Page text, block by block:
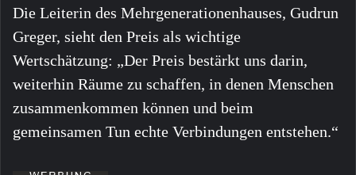
Die Leiterin des Mehrgenerationenhauses, Gudrun
Greger, sieht den Preis als wichtige
Wertschätzung: „Der Preis bestärkt uns darin,
weiterhin Räume zu schaffen, in denen Menschen
zusammenkommen können und beim
gemeinsamen Tun echte Verbindungen entstehen.“